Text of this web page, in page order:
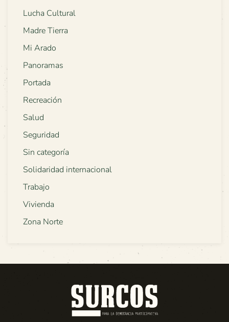
Lucha Cultural
Madre Tierra
Mi Arado
Panoramas
Portada
Recreación
Salud
Seguridad
Sin categoría
Solidaridad internacional
Trabajo
Vivienda
Zona Norte